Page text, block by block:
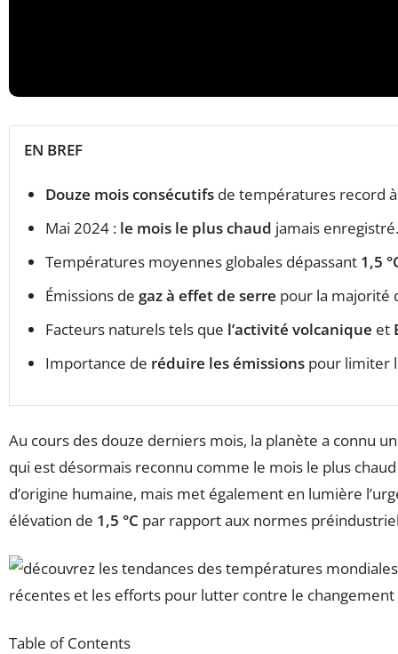
EN BREF
Douze mois consécutifs de températures record
Mai 2024 : le mois le plus chaud jamais enregistré.
Températures moyennes globales dépassant 1,5
Émissions de gaz à effet de serre pour la majorité
Facteurs naturels tels que l’activité volcanique et
Importance de réduire les émissions pour limiter
Au cours des douze derniers mois, la planète a connu
qui est désormais reconnu comme le mois le plus
d’origine humaine, mais met également en lumière
élévation de 1,5 °C par rapport aux normes
Table of Contents